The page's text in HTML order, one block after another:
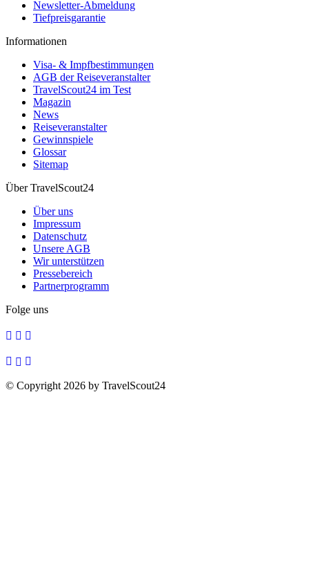
Newsletter-Abmeldung
Tiefpreisgarantie
Informationen
Visa- & Impfbestimmungen
AGB der Reiseveranstalter
TravelScout24 im Test
Magazin
News
Reiseveranstalter
Gewinnspiele
Glossar
Sitemap
Über TravelScout24
Über uns
Impressum
Datenschutz
Unsere AGB
Wir unterstützen
Pressebereich
Partnerprogramm
Folge uns
© Copyright 2026 by TravelScout24